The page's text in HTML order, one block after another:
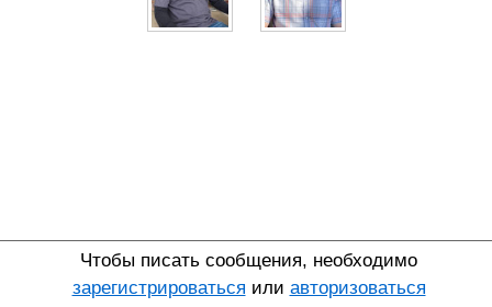
Чтобы писать сообщения, необходимо
зарегистрироваться или авторизоваться